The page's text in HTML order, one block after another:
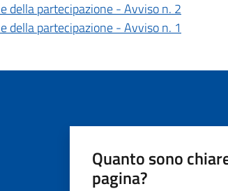
della partecipazione - Avviso n. 2
della partecipazione - Avviso n. 1
Quanto sono
pagina?